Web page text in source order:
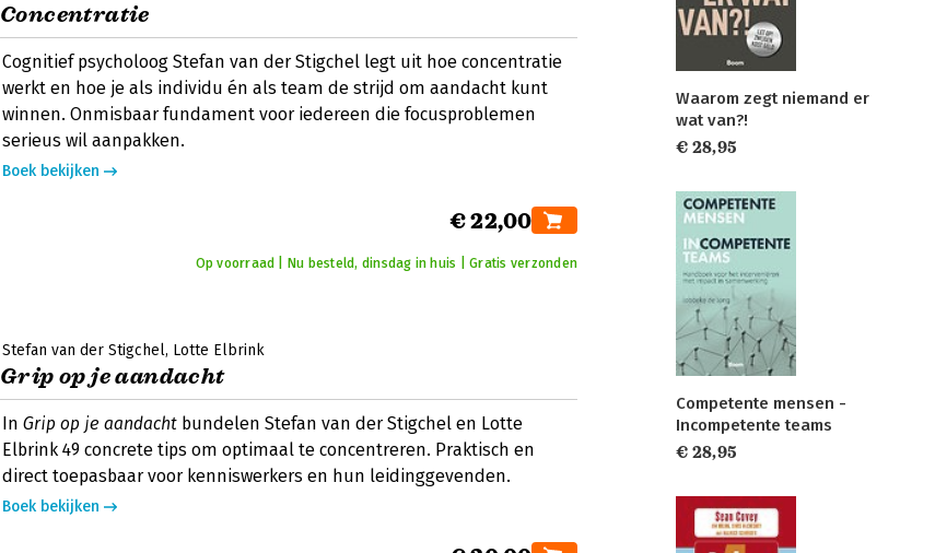
Concentratie
Cognitief psycholoog Stefan van der Stigchel legt uit hoe concentratie
werkt en hoe je als individu én als team de strijd om aandacht kunt
winnen. Onmisbaar fundament voor iedereen die focusproblemen
serieus wil aanpakken.
Boek bekijken
€ 22,00
Op voorraad | Nu besteld, dinsdag in huis | Gratis verzonden
Stefan van der Stigchel Lotte Elbrink
Grip op je aandacht
In Grip op je aandacht bundelen Stefan van der Stigchel en Lotte
Elbrink 49 concrete tips om optimaal te concentreren. Praktisch en
direct toepasbaar voor kenniswerkers en hun leidinggevenden.
Boek bekijken
Waarom zegt niemand er
wat van?!
€ 28,95
Competente mensen -
Incompetente teams
€ 28,95